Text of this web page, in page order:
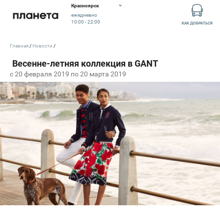
Красноярск
ежедневно
10:00 - 22:00
КАК ДОБРАТЬСЯ
c 20 февраля 2019 по 20 марта 2019
Главная Новости